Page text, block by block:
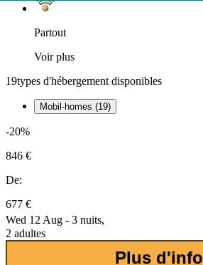
Partout
Voir plus
19types d'hébergement disponibles
Mobil-homes (19)
-20%
846 €
De:
677 €
Wed 12 Aug - 3 nuits,
2 adultes
Plus d'info